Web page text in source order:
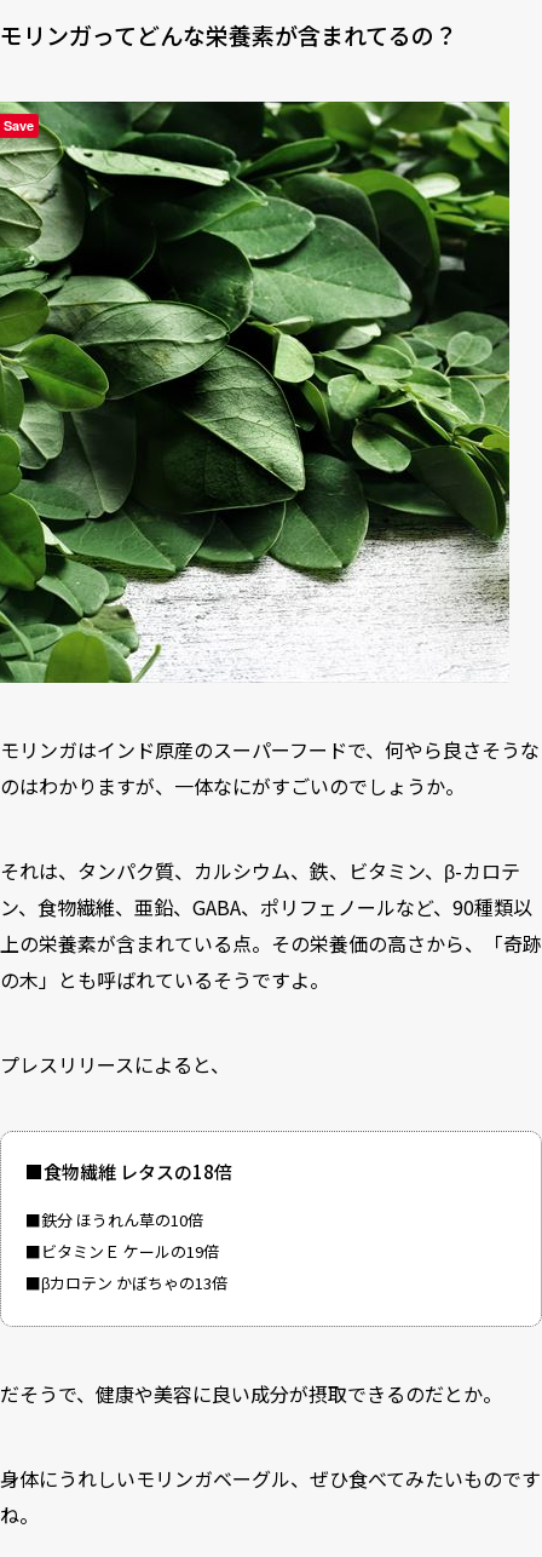
モリンガってどんな栄養素が含まれてるの？
モリンガはインド原産のスーパーフードで、何やら良さそうな
のはわかりますが、一体なにがすごいのでしょうか。
それは、タンパク質、カルシウム、鉄、ビタミン、β-カロテ
ン、食物繊維、亜鉛、GABA、ポリフェノールなど、90種類以
上の栄養素が含まれている点。その栄養価の高さから、「奇跡
の木」とも呼ばれているそうですよ。
プレスリリースによると、
■食物繊維 レタスの18倍
■鉄分 ほうれん草の10倍
■ビタミンＥ ケールの19倍
■βカロテン かぼちゃの13倍
だそうで、健康や美容に良い成分が摂取できるのだとか。
身体にうれしいモリンガベーグル、ぜひ食べてみたいものです
ね。
Save